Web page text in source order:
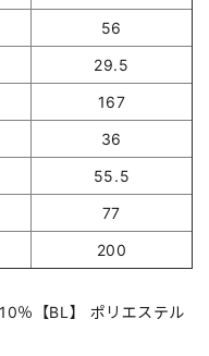
56
29.5
167
36
55.5
77
200
％【BL】 ポリエステル